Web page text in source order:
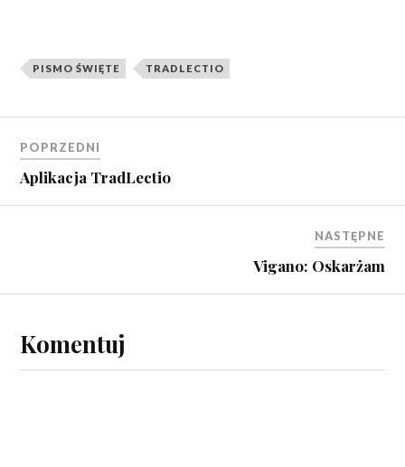
PISMO ŚWIĘTE TRADLECTIO
POPRZEDNI
Aplikacja TradLectio
NASTĘPNE
Vigano: Oskarżam
Komentuj